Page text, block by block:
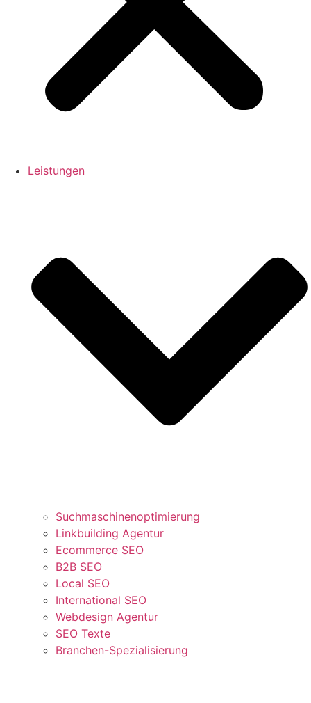
Leistungen
Suchmaschinenoptimierung
Linkbuilding Agentur
Ecommerce SEO
B2B SEO
Local SEO
International SEO
Webdesign Agentur
SEO Texte
Branchen-Spezialisierung